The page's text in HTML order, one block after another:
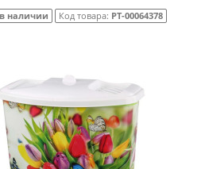
наличии Код товара: РТ-00064378